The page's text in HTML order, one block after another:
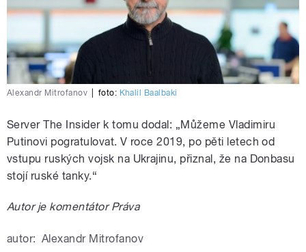
Alexandr Mitrofanov foto: Khalil Baalbaki
Server The Insider k tomu dodal: „Můžeme Vladimiru
Putinovi pogratulovat. V roce 2019, po pěti letech od
vstupu ruských vojsk na Ukrajinu, přiznal, že na Donbasu
stojí ruské tanky.“
Autor je komentátor Práva
autor: Alexandr Mitrofanov